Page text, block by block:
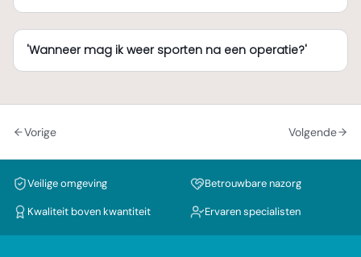
'Wanneer mag ik weer sporten na een operatie?'
Vorige Volgende
Veilige omgeving Betrouwbare nazorg
Kwaliteit boven kwantiteit Ervaren specialisten